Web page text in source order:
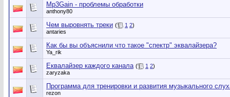
Mp3Gain - проблемы обработки
anthony80
Чем выровнять треки ( 1 2)
antaries
Как бы вы объяснили что такое "спектр" эквалайзера?
Ya_rik
Еквалайзер каждого канала ( 1 2)
zaryzaka
Программа для тренировки и развития музыкального
rezon